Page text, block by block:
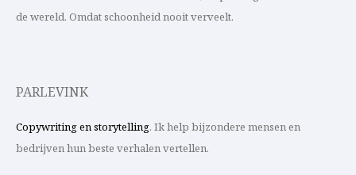
de wereld. Omdat schoonheid nooit verveelt.
PARLEVINK
Copywriting en storytelling. Ik help bijzondere mensen en
bedrijven hun beste verhalen vertellen.